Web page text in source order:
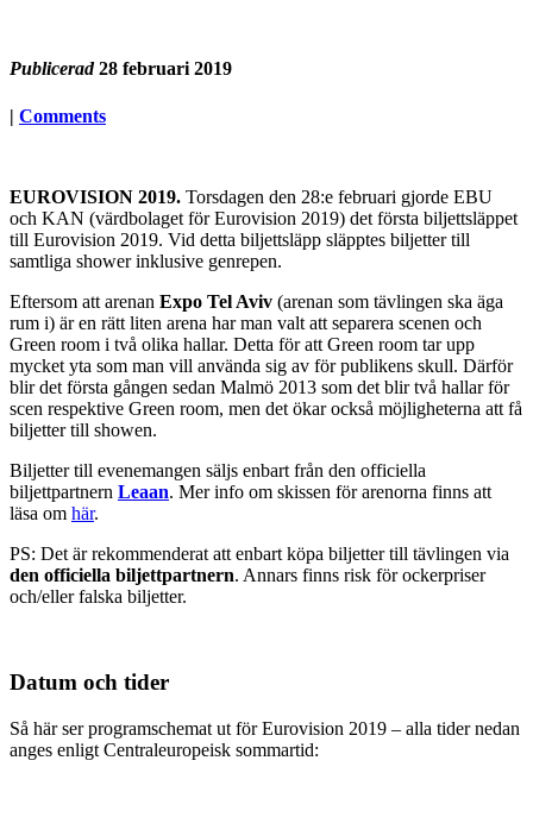
Publicerad 28 februari 2019
| Comments
EUROVISION 2019. Torsdagen den 28:e februari gjorde EBU
och KAN (värdbolaget för Eurovision 2019) det första biljettsläppet
till Eurovision 2019. Vid detta biljettsläpp släpptes biljetter till
samtliga shower inklusive genrepen.
Eftersom att arenan Expo Tel Aviv (arenan som tävlingen ska äga
rum i) är en rätt liten arena har man valt att separera scenen och
Green room i två olika hallar. Detta för att Green room tar upp
mycket yta som man vill använda sig av för publikens skull. Därför
blir det första gången sedan Malmö 2013 som det blir två hallar för
scen respektive Green room, men det ökar också möjligheterna att få
biljetter till showen.
Biljetter till evenemangen säljs enbart från den officiella
biljettpartnern Leaan. Mer info om skissen för arenorna finns att
läsa om här.
PS: Det är rekommenderat att enbart köpa biljetter till tävlingen via
den officiella biljettpartnern. Annars finns risk för ockerpriser
och/eller falska biljetter.
Datum och tider
Så här ser programschemat ut för Eurovision 2019 – alla tider nedan
anges enligt Centraleuropeisk sommartid: